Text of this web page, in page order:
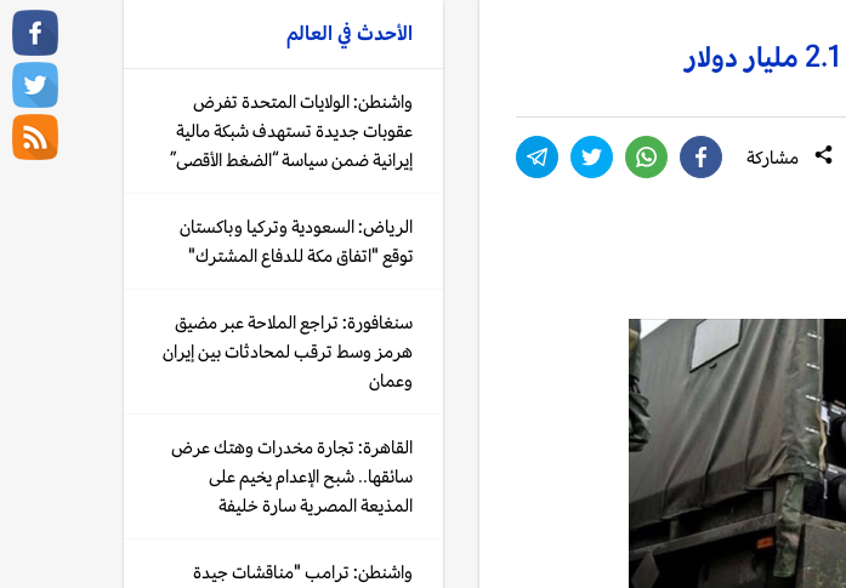
مشاركة
الأحدث في العالم
واشنطن: الولايات المتحدة تفرض
عقوبات جديدة تستهدف شبكة مالية
إيرانية ضمن سياسة “الضغط الأقصى”
الرياض: السعودية وتركيا وباكستان
توقع "اتفاق مكة للدفاع المشترك"
سنغافورة: تراجع الملاحة عبر مضيق
هرمز وسط ترقب لمحادثات بين إيران
وعمان
القاهرة: تجارة مخدرات وهتك عرض
سائقها.. شبح الإعدام يخيم على
المذيعة المصرية سارة خليفة
واشنطن: ترامب "مناقشات جيدة